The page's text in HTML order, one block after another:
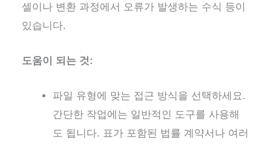
셀이나 변환 과정에서 오류가 발생하는 수식 등이
있습니다.
도움이 되는 것:
파일 유형에 맞는 접근 방식을 선택하세요.
간단한 작업에는 일반적인 도구를 사용해
도 됩니다. 표가 포함된 법률 계약서나 여러